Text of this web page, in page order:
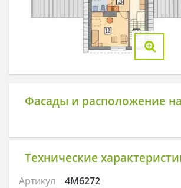
Фасады и расположение
Технические
Артикул
4M6272